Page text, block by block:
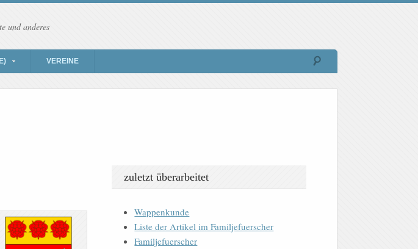
und anderes
VEREINE
zuletzt überarbeitet
Wappenkunde
Liste der Artikel im Familjefuerscher
Familjefuerscher